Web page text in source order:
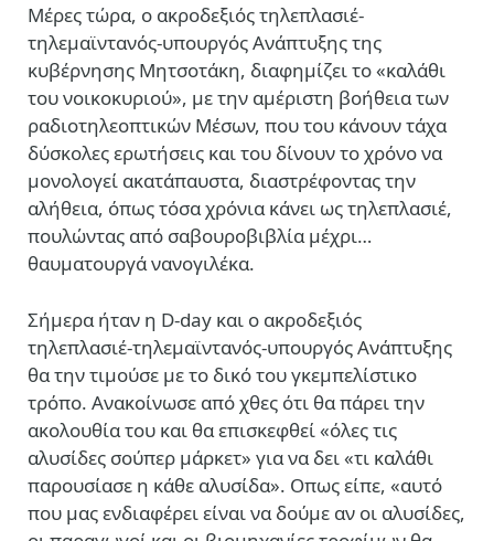
Μέρες τώρα, ο ακροδεξιός τηλεπλασιέ-
τηλεμαϊντανός-υπουργός Ανάπτυξης της
κυβέρνησης Μητσοτάκη, διαφημίζει το «καλάθι
του νοικοκυριού», με την αμέριστη βοήθεια των
ραδιοτηλεοπτικών Μέσων, που του κάνουν τάχα
δύσκολες ερωτήσεις και του δίνουν το χρόνο να
μονολογεί ακατάπαυστα, διαστρέφοντας την
αλήθεια, όπως τόσα χρόνια κάνει ως τηλεπλασιέ,
πουλώντας από σαβουροβιβλία μέχρι…
θαυματουργά νανογιλέκα.
Σήμερα ήταν η D-day και ο ακροδεξιός
τηλεπλασιέ-τηλεμαϊντανός-υπουργός Ανάπτυξης
θα την τιμούσε με το δικό του γκεμπελίστικο
τρόπο. Ανακοίνωσε από χθες ότι θα πάρει την
ακολουθία του και θα επισκεφθεί «όλες τις
αλυσίδες σούπερ μάρκετ» για να δει «τι καλάθι
παρουσίασε η κάθε αλυσίδα». Οπως είπε, «αυτό
που μας ενδιαφέρει είναι να δούμε αν οι αλυσίδες,